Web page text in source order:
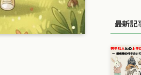
最新記